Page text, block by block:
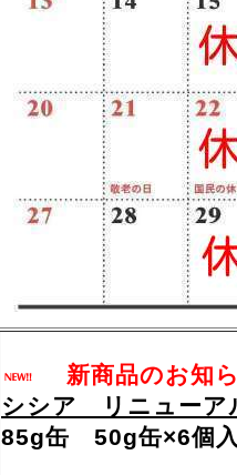
新商品のお知
シシア リニュー
85g缶 50g缶×6個